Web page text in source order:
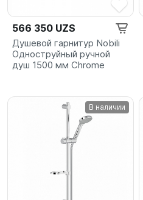
566 350 UZS
Душевой гарнитур Nobili
Одноструйный ручной
душ 1500 мм Chrome
В наличии